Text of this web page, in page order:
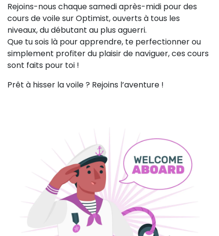
Rejoins-nous chaque samedi après-midi pour des
cours de voile sur Optimist, ouverts à tous les
niveaux, du débutant au plus aguerri.
Que tu sois là pour apprendre, te perfectionner ou
simplement profiter du plaisir de naviguer, ces cours
sont faits pour toi !
Prêt à hisser la voile ? Rejoins l’aventure !